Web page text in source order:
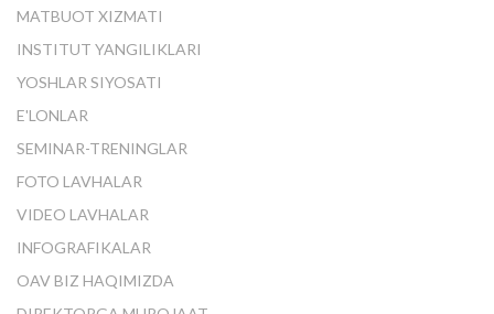
MATBUOT XIZMATI
INSTITUT YANGILIKLARI
YOSHLAR SIYOSATI
E'LONLAR
SEMINAR-TRENINGLAR
FOTO LAVHALAR
VIDEO LAVHALAR
INFOGRAFIKALAR
OAV BIZ HAQIMIZDA